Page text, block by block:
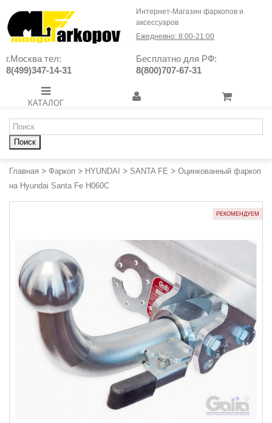
Интернет-Магазин фаркопов и
аксессуаров
Ежедневно: 8:00-21:00
г.Москва тел:
8(499)347-14-31
Бесплатно для РФ:
8(800)707-67-31
КАТАЛОГ
Поиск
Главная > Фаркоп > HYUNDAI > SANTA FE > Оцинкованный фаркоп
на Hyundai Santa Fe H060C
РЕКОМЕНДУЕМ